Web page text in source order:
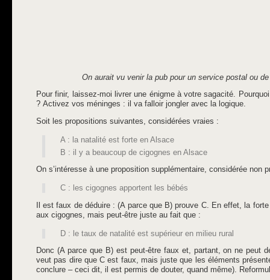
On aurait vu venir la pub pour un service postal ou
Pour finir, laissez-moi livrer une énigme à votre sagacité.
? Activez vos méninges : il va falloir jongler avec la logique.
Soit les propositions suivantes, considérées vraies :
A : la natalité est forte en Alsace
B : il y a beaucoup de cigognes en Alsace
On s’intéresse à une proposition supplémentaire, considérée non
C : les cigognes apportent les bébés
Il est faux de déduire : (A parce que B) prouve C. En effet, la
aux cigognes, mais peut-être juste au fait que :
D : le taux de natalité est supérieur en milieu rural
Donc (A parce que B) est peut-être faux et, partant, on ne peut
veut pas dire que C est faux, mais juste que les éléments
conclure – ceci dit, il est permis de douter, quand même).